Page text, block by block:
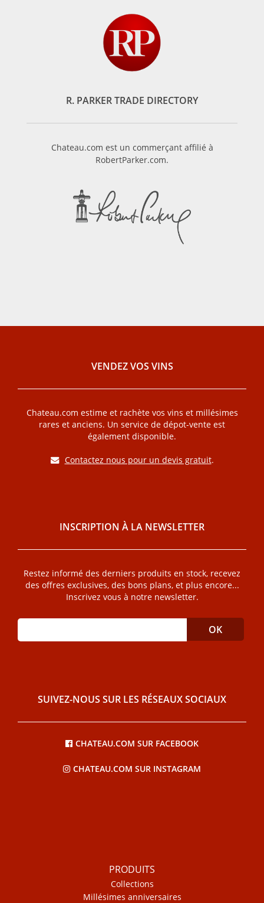
R. PARKER TRADE DIRECTORY
Chateau.com est un commerçant affilié à
RobertParker.com.
VENDEZ VOS VINS
Chateau.com estime et rachète vos vins et millésimes
rares et anciens. Un service de dépot-vente est
également disponible.
Contactez nous pour un devis gratuit.
INSCRIPTION À LA NEWSLETTER
Restez informé des derniers produits en stock, recevez
des offres exclusives, des bons plans, et plus encore...
Inscrivez vous à notre newsletter.
SUIVEZ-NOUS SUR LES RÉSEAUX SOCIAUX
CHATEAU.COM SUR FACEBOOK
CHATEAU.COM SUR INSTAGRAM
PRODUITS
Collections
Millésimes anniversaires